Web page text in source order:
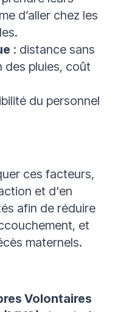
d’aller chez les
: distance sans
des pluies, coût
du personnel
ces facteurs,
et d'en
afin de réduire
et
maternels.
Volontaires